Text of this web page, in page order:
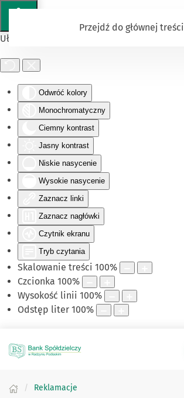
Ułatwienia dostępu
Odwróć kolory
Monochromatyczny
Ciemny kontrast
Jasny kontrast
Niskie nasycenie
Wysokie nasycenie
Zaznacz linki
Zaznacz nagłówki
Czytnik ekranu
Tryb czytania
Skalowanie treści 100%
Czcionka 100%
Wysokość linii 100%
Odstęp liter 100%
Przejdź do głównej treści
Reklamacje